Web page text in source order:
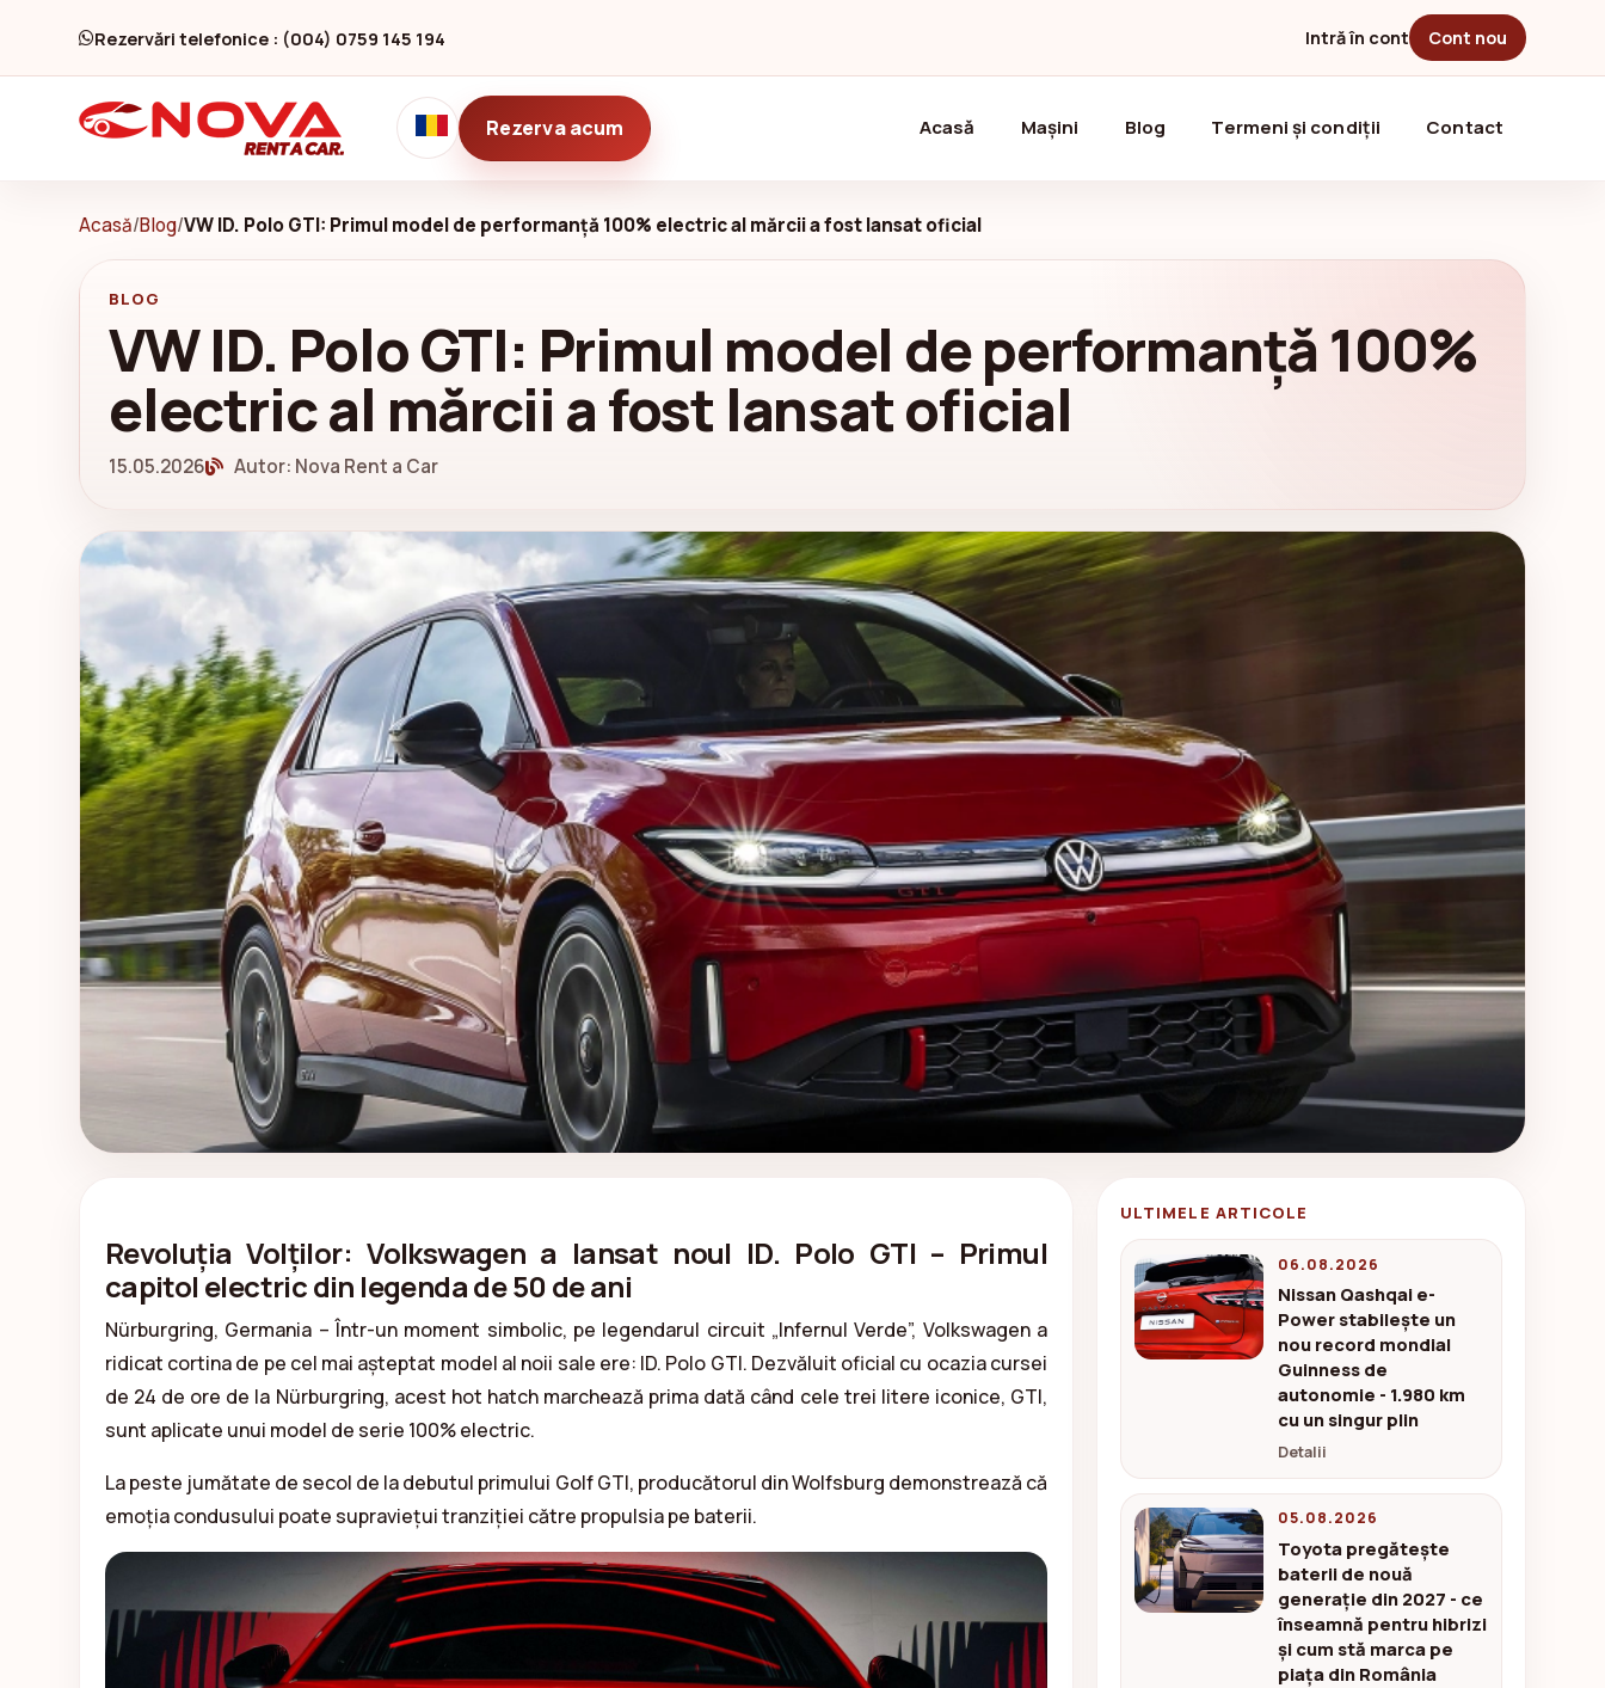
Rezervări telefonice : (004) 0759 145 194 Intră în cont Cont nou
Rezerva acum Acasă (current)
Mașini Blog Termeni și condiții Contact
Acasă/Blog/VW ID. Polo GTI: Primul model de performanță 100% electric al mărcii a fost lansat oficial
BLOG
VW ID. Polo GTI: Primul model de performanță 100%
electric al mărcii a fost lansat oficial
15.05.2026 Autor: Nova Rent a Car
Revoluția Volților: Volkswagen a lansat noul ID. Polo GTI – Primul
capitol electric din legenda de 50 de ani
Nürburgring, Germania – Într-un moment simbolic, pe legendarul circuit „Infernul Verde”, Volkswagen a
ridicat cortina de pe cel mai așteptat model al noii sale ere: ID. Polo GTI. Dezvăluit oficial cu ocazia cursei
de 24 de ore de la Nürburgring, acest hot hatch marchează prima dată când cele trei litere iconice, GTI,
sunt aplicate unui model de serie 100% electric.
La peste jumătate de secol de la debutul primului Golf GTI, producătorul din Wolfsburg demonstrează că
emoția condusului poate supraviețui tranziției către propulsia pe baterii.
ULTIMELE ARTICOLE
06.08.2026
Nissan Qashqai e-
Power stabilește un
nou record mondial
Guinness de
autonomie - 1.980 km
cu un singur plin
Detalii
05.08.2026
Toyota pregătește
baterii de nouă
generație din 2027 - ce
înseamnă pentru hibrizi
și cum stă marca pe
piața din România